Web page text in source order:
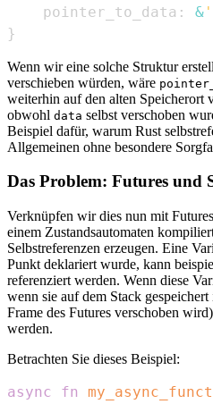
    pointer_to_data
: &
}
Wenn wir eine solche Struktur
verschieben würden, wäre
weiterhin auf den alten Speicherort
obwohl data selbst verschoben
Beispiel dafür, warum Rust
Allgemeinen ohne besondere
Das Problem: Futures und
Verknüpfen wir dies nun mit
einem Zustandsautomaten
Selbstreferenzen erzeugen. Eine
Punkt deklariert wurde, kann
referenziert werden. Wenn diese
wenn sie auf dem Stack
Frame des Futures verschoben
werden.
Betrachten Sie dieses Beispiel:
async fn